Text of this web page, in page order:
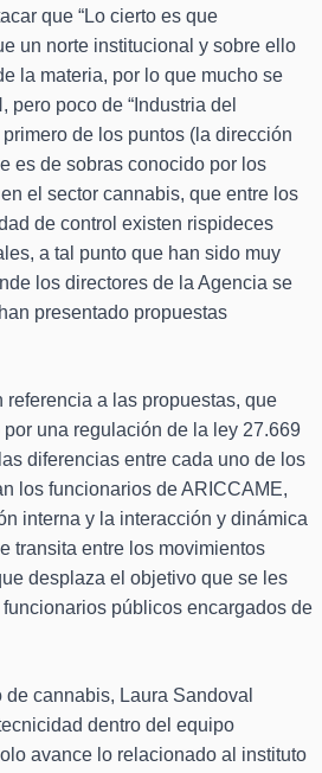
que “Lo cierto es que
un norte institucional y sobre ello
la materia, por lo que mucho se
pero poco de “Industria del
de los puntos (la dirección
es de sobras conocido por los
el sector cannabis, que entre los
de control existen rispideces
a tal punto que han sido muy
los directores de la Agencia se
presentado propuestas
referencia a las propuestas, que
una regulación de la ley 27.669
diferencias entre cada uno de los
los funcionarios de ARICCAME,
interna y la interacción y dinámica
transita entre los movimientos
desplaza el objetivo que se les
públicos encargados de
cannabis, Laura Sandoval
dentro del equipo
avance lo relacionado al instituto